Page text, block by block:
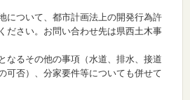
について、都市計画法上の開発行為許
ださい。お問い合わせ先は県西土木事
なるその他の事項（水道、排水、接道
可否）、分家要件等についても併せて